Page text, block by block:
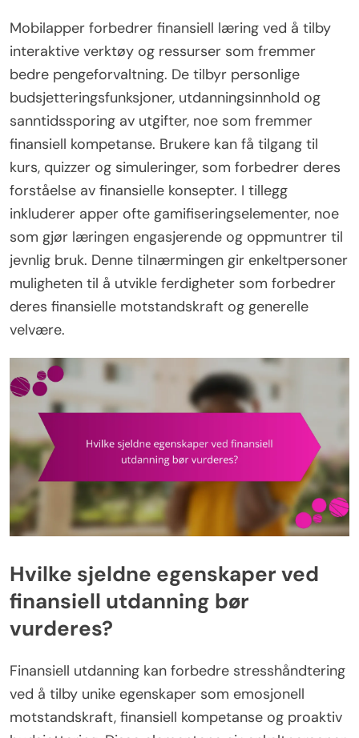
Mobilapper forbedrer finansiell læring ved å tilby
interaktive verktøy og ressurser som fremmer
bedre pengeforvaltning. De tilbyr personlige
budsjetteringsfunksjoner, utdanningsinnhold og
sanntidssporing av utgifter, noe som fremmer
finansiell kompetanse. Brukere kan få tilgang til
kurs, quizzer og simuleringer, som forbedrer deres
forståelse av finansielle konsepter. I tillegg
inkluderer apper ofte gamifiseringselementer, noe
som gjør læringen engasjerende og oppmuntrer til
jevnlig bruk. Denne tilnærmingen gir enkeltpersoner
muligheten til å utvikle ferdigheter som forbedrer
deres finansielle motstandskraft og generelle
velvære.
Hvilke sjeldne egenskaper ved
finansiell utdanning bør
vurderes?
Finansiell utdanning kan forbedre stresshåndtering
ved å tilby unike egenskaper som emosjonell
motstandskraft, finansiell kompetanse og proaktiv